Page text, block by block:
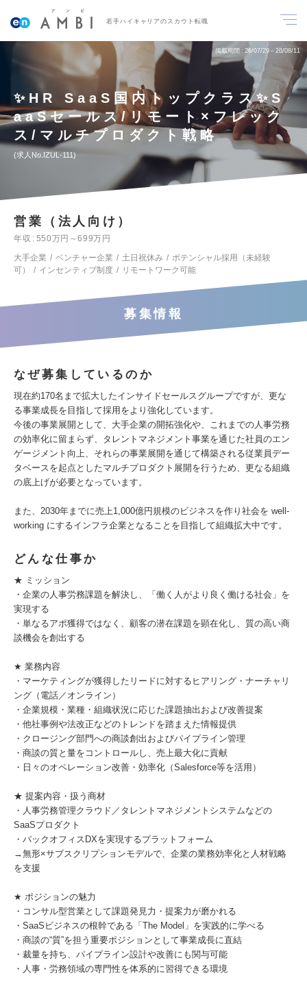
若手ハイキャリアのスカウト転職
掲載期間 26/07/29～26/08/11
✨HR SaaS国内トップクラス✨S
aaSセールス/リモート×フレック
ス/マルチプロダクト戦略
求人No.IZUL-111
営業（法人向け）
年収
550万円～699万円
大手企業
ベンチャー企業 土日祝休み
ポテンシャル採用（未経験
可）
インセンティブ制度 リモートワーク可能
募集情報
なぜ募集しているのか
現在約170名まで拡大したインサイドセールスグループですが、更な
る事業成長を目指して採用をより強化しています。
今後の事業展開として、大手企業の開拓強化や、これまでの人事労務
の効率化に留まらず、タレントマネジメント事業を通じた社員のエン
ゲージメント向上、それらの事業展開を通じて構築される従業員デー
タベースを起点としたマルチプロダクト展開を行うため、更なる組織
の底上げが必要となっています。
また、2030年までに売上1,000億円規模のビジネスを作り社会を well-
working にするインフラ企業となることを目指して組織拡大中です。
どんな仕事か
★ ミッション
・企業の人事労務課題を解決し、「働く人がより良く働ける社会」を
実現する
・単なるアポ獲得ではなく、顧客の潜在課題を顕在化し、質の高い商
談機会を創出する
★ 業務内容
・マーケティングが獲得したリードに対するヒアリング・ナーチャリ
ング（電話／オンライン）
・企業規模・業種・組織状況に応じた課題抽出および改善提案
・他社事例や法改正などのトレンドを踏まえた情報提供
・クロージング部門への商談創出およびパイプライン管理
・商談の質と量をコントロールし、売上最大化に貢献
・日々のオペレーション改善・効率化（Salesforce等を活用）
★ 提案内容・扱う商材
・人事労務管理クラウド／タレントマネジメントシステムなどの
SaaSプロダクト
・バックオフィスDXを実現するプラットフォーム
→無形×サブスクリプションモデルで、企業の業務効率化と人材戦略
を支援
★ ポジションの魅力
・コンサル型営業として課題発見力・提案力が磨かれる
・SaaSビジネスの根幹である「The Model」を実践的に学べる
・商談の“質”を担う重要ポジションとして事業成長に直結
・裁量を持ち、パイプライン設計や改善にも関与可能
・人事・労務領域の専門性を体系的に習得できる環境